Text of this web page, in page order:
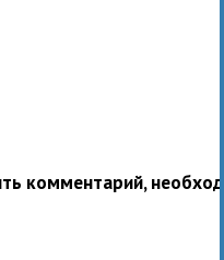
комментарий,